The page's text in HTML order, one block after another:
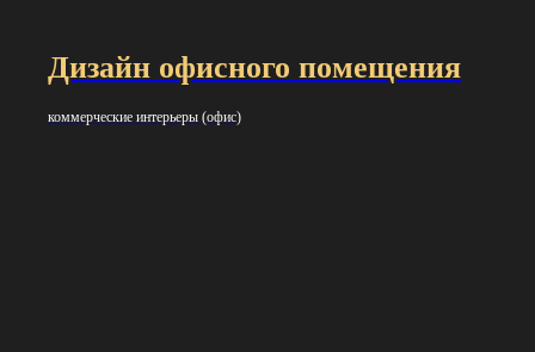
Дизайн офисного помещения
коммерческие интерьеры (офис)